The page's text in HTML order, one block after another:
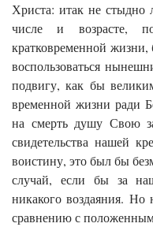
Христа: итак не стыдно
числе и возрасте,
кратковременной
воспользоваться
подвигу, как бы
временной жизни ради
на смерть душу Свою
свидетельства нашей
воистину, это был бы
случай, если бы за
никакого воздаяния. Но
сравнению с